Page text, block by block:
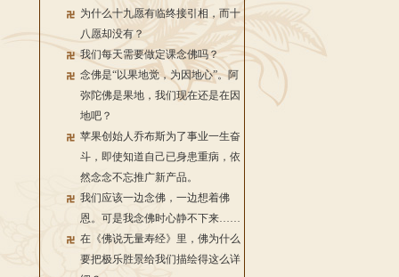
为什么十九愿有临终接引相，而十
八愿却没有？
我们每天需要做定课念佛吗？
念佛是“以果地觉，为因地心”。阿
弥陀佛是果地，我们现在还是在因
地吧？
苹果创始人乔布斯为了事业一生奋
斗，即使知道自己已身患重病，依
然念念不忘推广新产品。
我们应该一边念佛，一边想着佛
恩。可是我念佛时心静不下来……
在《佛说无量寿经》里，佛为什么
要把极乐胜景给我们描绘得这么详